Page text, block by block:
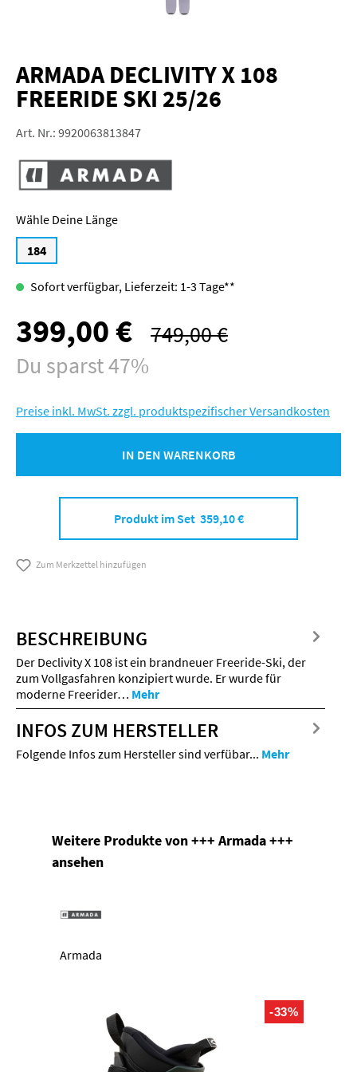
ARMADA DECLIVITY X 108
FREERIDE SKI 25/26
Art. Nr.: 9920063813847
Länge
184
Sofort verfügbar, Lieferzeit: 1-3 Tage**
Verkaufspreis:
399,00 € Regulärer Preis:
749,00 €
Du sparst 47%
Preise inkl. MwSt. zzgl. produktspezifischer Versandkosten
IN DEN WARENKORB
Produkt im Set 359,10 €
Zum Merkzettel hinzufügen
BESCHREIBUNG
Der Declivity X 108 ist ein brandneuer Freeride-Ski, der
zum Vollgasfahren konzipiert wurde. Er wurde für
moderne Freerider… Mehr
INFOS ZUM HERSTELLER
Folgende Infos zum Hersteller sind verfübar... Mehr
Produktgalerie überspringen
Weitere Produkte von +++ Armada +++
ansehen
Armada
-33%